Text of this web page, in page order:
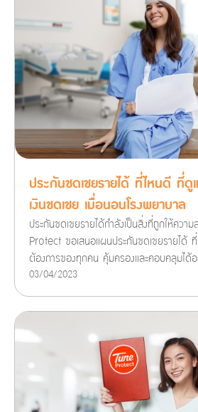
ประกันชดเชยรายได้ ที่ไหนดี ที่ดู
เงินชดเชย เมื่อนอนโรงพยาบาล
ประกันชดเชยรายได้กำลังเป็นสิ่งที่ถูกให้ควา
Protect ขอเสนอแผนประกันชดเชยรายได้
ต้องการของทุกคน คุ้มครองและคอบคลุมได้อ
03/04/2023